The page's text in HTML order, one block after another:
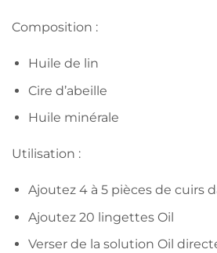
Composition :
Huile de lin
Cire d’abeille
Huile minérale
Utilisation :
Ajoutez 4 à 5 pièces de cuirs
Ajoutez 20 lingettes Oil
Verser de la solution Oil